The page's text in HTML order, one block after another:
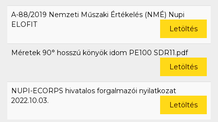
A-88/2019 Nemzeti Műszaki Értékelés (NMÉ) Nupi
ELOFIT
Letöltés
Méretek 90° hosszú könyök idom PE100 SDR11.pdf
Letöltés
NUPI-ECORPS hivatalos forgalmazói nyilatkozat
2022.10.03.
Letöltés